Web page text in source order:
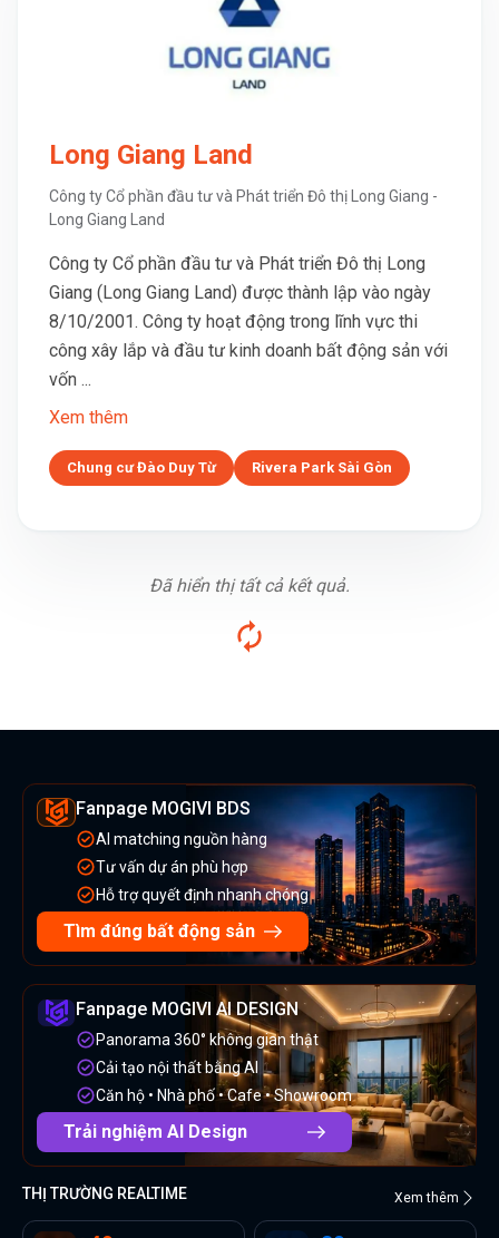
Long Giang Land
Công ty Cổ phần đầu tư và Phát triển Đô thị Long Giang -
Long Giang Land
Công ty Cổ phần đầu tư và Phát triển Đô thị Long
Giang (Long Giang Land) được thành lập vào ngày
8/10/2001. Công ty hoạt động trong lĩnh vực thi
công xây lắp và đầu tư kinh doanh bất động sản với
vốn ...
Xem thêm
Chung cư Đào Duy Từ Rivera Park Sài Gòn
Đã hiển thị tất cả kết quả.
Fanpage MOGIVI BDS
AI matching nguồn hàng
Tư vấn dự án phù hợp
Hỗ trợ quyết định nhanh chóng
Tìm đúng bất động sản
Fanpage MOGIVI AI DESIGN
Panorama 360° không gian thật
Cải tạo nội thất bằng AI
Căn hộ • Nhà phố • Cafe • Showroom
Trải nghiệm AI Design
THỊ TRƯỜNG REALTIME Xem thêm